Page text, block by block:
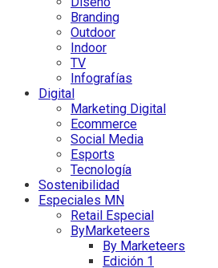
Branding
Outdoor
Indoor
TV
Infografías
Digital
Marketing Digital
Ecommerce
Social Media
Esports
Tecnología
Sostenibilidad
Especiales MN
Retail Especial
ByMarketeers
By Marketeers
Edición 1